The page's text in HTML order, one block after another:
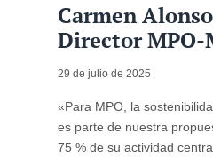
Carmen
Director MPO-
29 de julio de 2025
«Para MPO, la
es parte de nuestra
75 % de su actividad